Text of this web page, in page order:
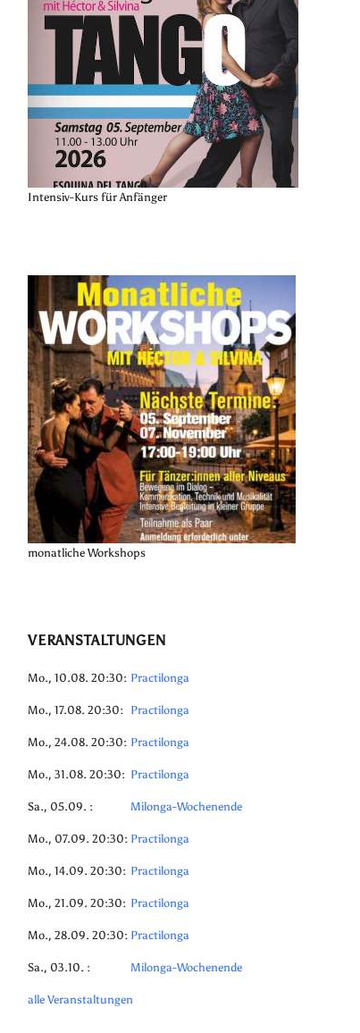
Intensiv-Kurs für Anfänger
monatliche Workshops
VERANSTALTUNGEN
Mo., 10.08. 20:30: Practilonga
Mo., 17.08. 20:30: Practilonga
Mo., 24.08. 20:30: Practilonga
Mo., 31.08. 20:30: Practilonga
Sa., 05.09. : Milonga-Wochenende
Mo., 07.09. 20:30: Practilonga
Mo., 14.09. 20:30: Practilonga
Mo., 21.09. 20:30: Practilonga
Mo., 28.09. 20:30: Practilonga
Sa., 03.10. : Milonga-Wochenende
alle Veranstaltungen